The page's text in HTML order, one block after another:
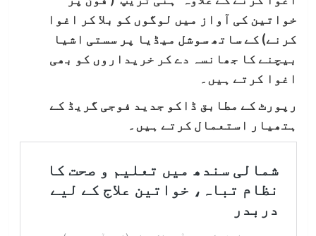
خواتین کی آواز میں لوگوں کو بلا کر اغوا
کرنے) کے ساتھ سوشل میڈیا پر سستی اشیا
بیچنے کا جھانسہ دے کر خریداروں کو بھی
اغوا کرتے ہیں۔
رپورٹ کے مطابق ڈاکو جدید فوجی گریڈ کے
ہتھیار استعمال کرتے ہیں۔